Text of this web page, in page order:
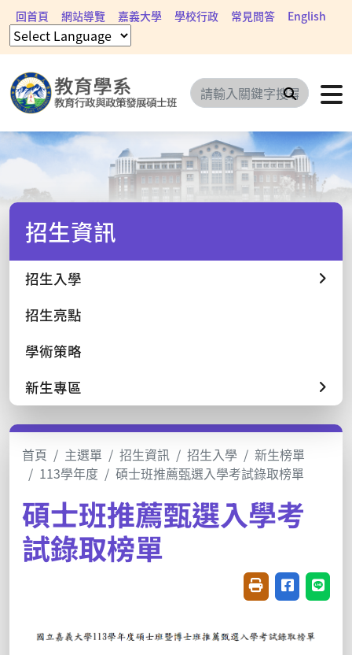
回首頁 網站導覽 嘉義大學 學校行政 常見問答 English
搜尋
招生資訊
招生入學
招生亮點
學術策略
新生專區
首頁 主選單 招生資訊 招生入學
新生榜單
113學年度
碩士班推薦甄選入學考試錄取榜單
碩士班推薦甄選入學考
試錄取榜單
友善列印(開新視
分享至臉書
分享